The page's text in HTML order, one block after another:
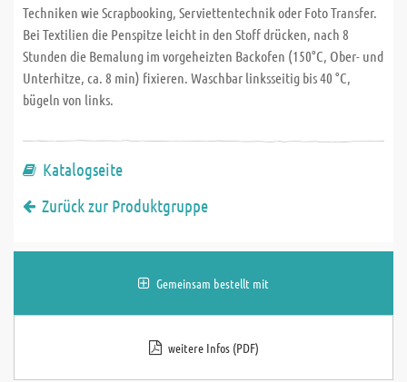
Techniken wie Scrapbooking, Serviettentechnik oder Foto Transfer.
Bei Textilien die Penspitze leicht in den Stoff drücken, nach 8
Stunden die Bemalung im vorgeheizten Backofen (150°C, Ober- und
Unterhitze, ca. 8 min) fixieren. Waschbar linksseitig bis 40 °C,
bügeln von links.
Katalogseite
Zurück zur Produktgruppe
Gemeinsam bestellt mit
weitere Infos (PDF)